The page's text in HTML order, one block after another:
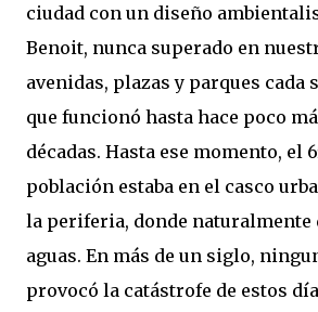
ciudad con un diseño
Benoit, nunca superado en
avenidas, plazas y parques cada
que funcionó hasta hace poco
décadas. Hasta ese momento, el
población estaba en el casco
la periferia, donde naturalmente
aguas. En más de un siglo,
provocó la catástrofe de estos